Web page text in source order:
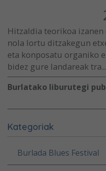
Hitzaldia teorikoa
nola lortu ditzakegun
eta konposatu organiko
bidez gure landareak tra...
Burlatako liburutegi
Kategoriak
Burlada Blues Festival